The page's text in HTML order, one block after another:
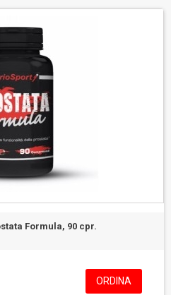
Formula, 90 cpr.
ORDINA